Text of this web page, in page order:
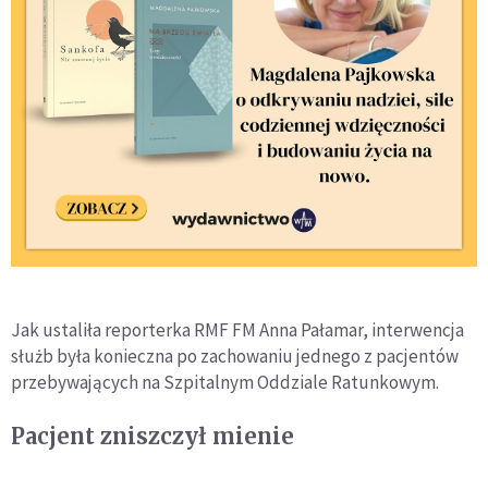
Jak ustaliła reporterka RMF FM Anna Pałamar, interwencja
służb była konieczna po zachowaniu jednego z pacjentów
przebywających na Szpitalnym Oddziale Ratunkowym.
Pacjent zniszczył mienie